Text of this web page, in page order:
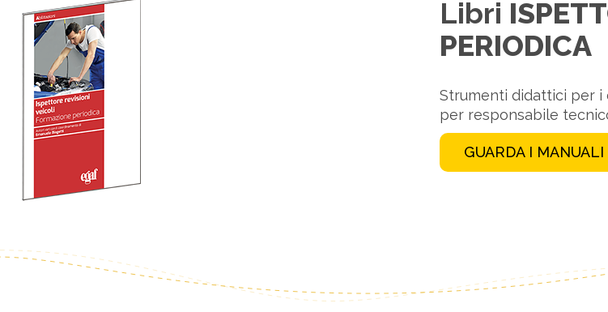
Libri
PERIODICA
Strumenti didattici per i
per responsabile
GUARDA I MANUALI